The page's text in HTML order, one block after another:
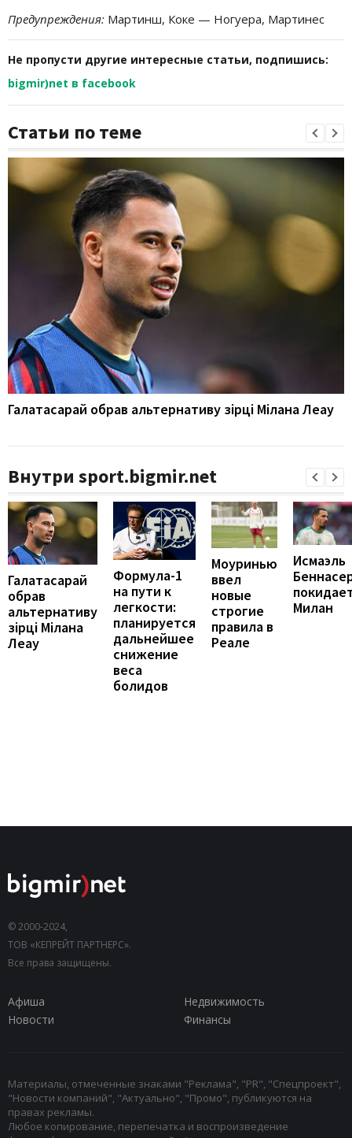
Предупреждения: Мартинш, Коке — Ногуера, Мартинес
Не пропусти другие интересные статьи, подпишись:
bigmir)net в facebook
Статьи по теме
Галатасарай обрав альтернативу зірці Мілана Леау
Внутри sport.bigmir.net
Галатасарай
обрав
альтернативу
зірці Мілана
Леау
Формула-1
на пути к
легкости:
планируется
дальнейшее
снижение
веса
болидов
Моуринью
ввел
новые
строгие
правила в
Реале
Исмаэль
Милан
© 2000-2024,
ТОВ «КЕПРЕЙТ ПАРТНЕРС».
Все права защищены.
Афиша
Недвижимость
Новости
Финансы
Материалы, отмеченные знаками "Реклама", "PR", "Спецпроект",
"Новости компаний", "Актуально", "Промо", публикуются на
правах рекламы.
Любое копирование, перепечатка и воспроизведение